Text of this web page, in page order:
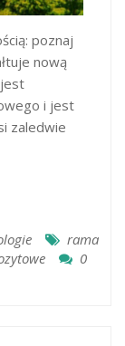
poznaj
nową
i jest
zaledwie
rama
0